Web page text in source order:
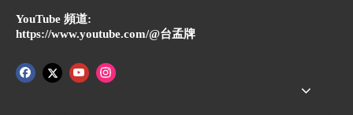
YouTube 頻道:
https://www.youtube.com/@台孟牌